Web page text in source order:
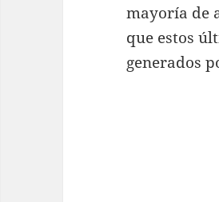
mayoría de
que estos
generados